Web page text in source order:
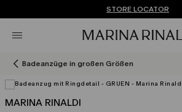
Sie haben kein Konto? REGISTRIEREN
SCHNELLE LIEFERUNG UND
STORE LOCATOR
Badeanzüge in großen Größen
MARINA RINALDI